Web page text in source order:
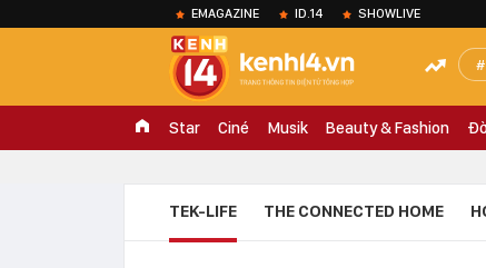
EMAGAZINE ID.14 SHOWLIVE
Star Ciné Musik Beauty & Fashion
TEK-LIFE THE CONNECTED HOME